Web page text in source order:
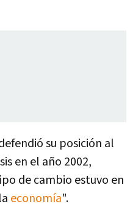
su posición al
en el año 2002,
de cambio estuvo en
economía".